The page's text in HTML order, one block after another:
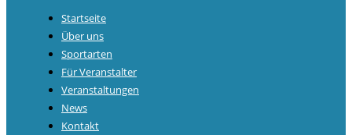
Startseite
Über uns
Sportarten
Für Veranstalter
Veranstaltungen
News
Kontakt